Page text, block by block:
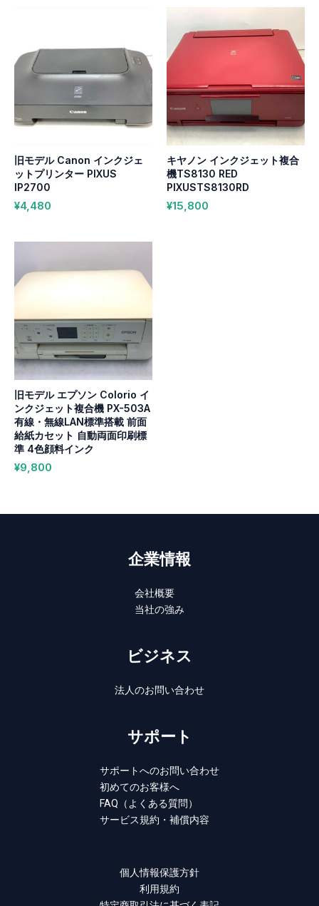
旧モデル Canon インクジェ
ットプリンター PIXUS
IP2700
¥4,480
キヤノン インクジェット複合
機TS8130 RED
PIXUSTS8130RD
¥15,800
旧モデル エプソン Colorio イ
ンクジェット複合機 PX-503A
有線・無線LAN標準搭載 前面
給紙カセット 自動両面印刷標
準 4色顔料インク
¥9,800
企業情報
会社概要
当社の強み
ビジネス
法人のお問い合わせ
サポート
サポートへのお問い合わせ
初めてのお客様へ
FAQ（よくある質問）
サービス規約・補償内容
個人情報保護方針
利用規約